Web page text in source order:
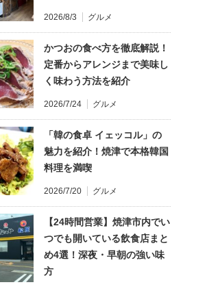
2026/8/3 グルメ
かつおの食べ方を徹底解説！
定番からアレンジまで美味し
く味わう方法を紹介
2026/7/24 グルメ
「韓の食卓 イェッコル」の
魅力を紹介！焼津で本格韓国
料理を満喫
2026/7/20 グルメ
【24時間営業】焼津市内でい
つでも開いている飲食店まと
め4選！深夜・早朝の強い味
方